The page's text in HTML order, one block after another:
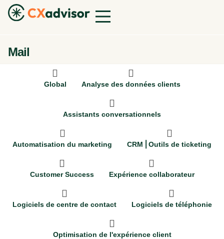
Mail
Global Analyse des données clients
Assistants conversationnels
Automatisation du marketing CRM ⎜Outils de ticketing
Customer Success Expérience collaborateur
Logiciels de centre de contact Logiciels de téléphonie
Optimisation de l'expérience client